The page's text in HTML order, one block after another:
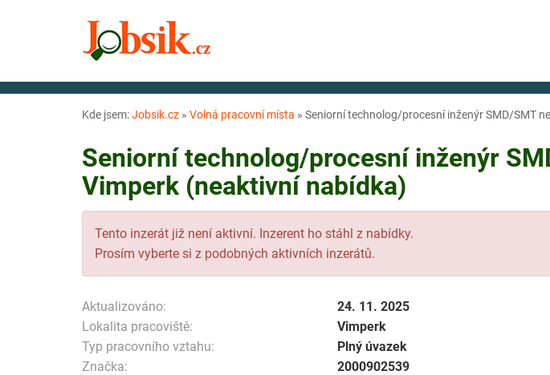
Kde jsem:Jobsik.cz » Volná pracovní místa » Seniorní technolog/procesní inženýr SMD/SMT
Seniorní technolog/procesní inženýr
Vimperk (neaktivní nabídka)
Tento inzerát již není aktivní. Inzerent ho stáhl z nabídky.
Prosím vyberte si z podobných aktivních inzerátů.
Aktualizováno:
24. 11. 2025
Lokalita pracoviště:
Vimperk
Typ pracovního vztahu:
Plný úvazek
Značka:
2000902539